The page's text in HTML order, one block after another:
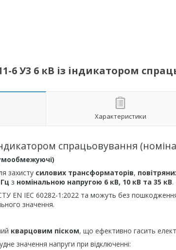
6 У3 6 кВ із індикатором
Характеристики
спрацьовування
захисту силових трансформаторів,
з номінальною напругою 6 кВ, 10 кВ та 35 кВ.
EN IEC 60282-1:2022 та можуть без пошкодження
значення.
кварцовим піском, що ефективно гасить
значення напруги при відключенні: